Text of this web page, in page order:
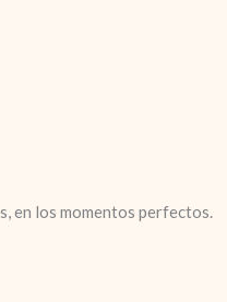
en los momentos perfectos.